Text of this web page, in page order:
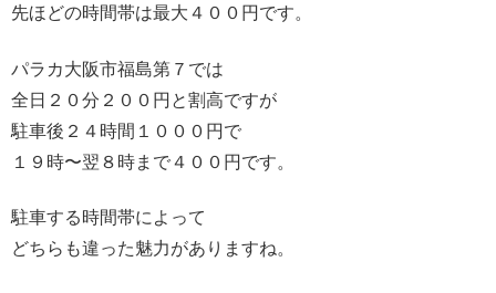
先ほどの時間帯は最大４００円です。
パラカ大阪市福島第７では
全日２０分２００円と割高ですが
駐車後２４時間１０００円で
１９時〜翌８時まで４００円です。
駐車する時間帯によって
どちらも違った魅力がありますね。